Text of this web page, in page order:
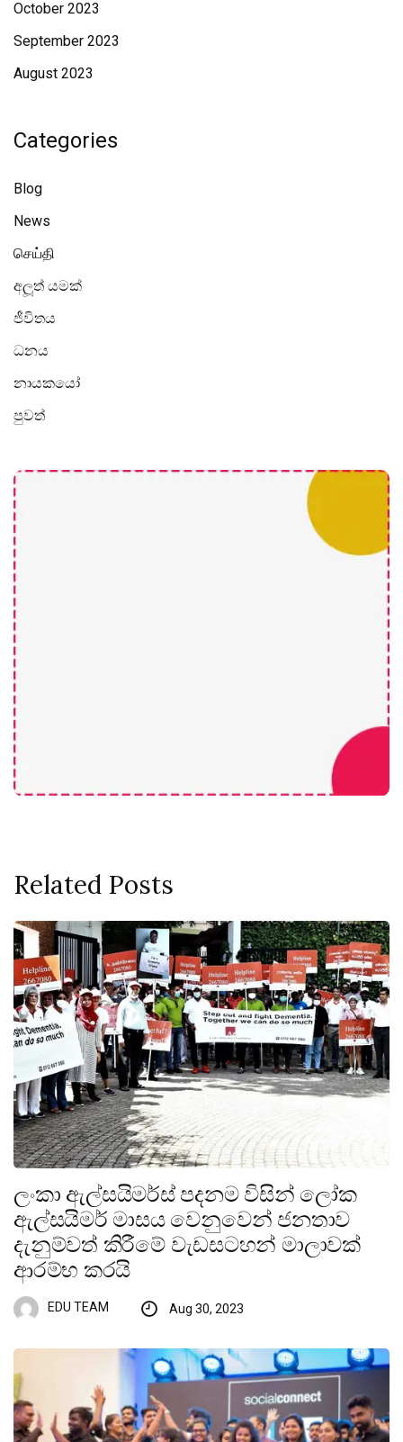
October 2023
September 2023
August 2023
Categories
Blog
News
செய்தி
අලූත් යමක්
ජීවිතය
ධනය
නායකයෝ
පුවත්
Related Posts
ලංකා ඇල්සයිමර්ස් පදනම විසින් ලෝක
ඇල්සයිමර් මාසය වෙනුවෙන් ජනතාව
දැනුම්වත් කිරීමේ වැඩසටහන් මාලාවක්
ආරම්භ කරයි
EDU TEAM Aug 30, 2023